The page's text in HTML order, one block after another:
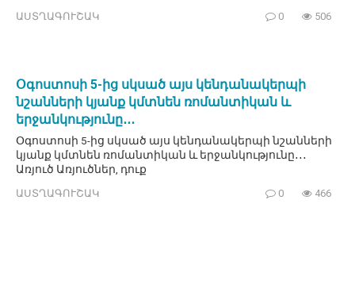
ԱՍՏՂԱԳՈՒՇԱԿ 0 506
Օգոստոսի 5-ից սկսած այս կենդանակերպի
նշանների կյանք կմտնեն ռոմանտիկան և
երջանկությունը․․․
Օգոստոսի 5-ից սկսած այս կենդանակերպի նշանների
կյանք կմտնեն ռոմանտիկան և երջանկությունը․․․
Առյուծ Առյուծներ, դուք
ԱՍՏՂԱԳՈՒՇԱԿ 0 466